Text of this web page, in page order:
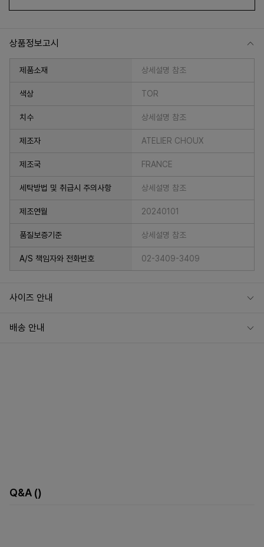
***** 박스는 구성품이 아닙니다!
상품정보고시
제품소재 상세설명 참조
색상 TOR
치수 상세설명 참조
제조자 ATELIER CHOUX
제조국 FRANCE
세탁방법 및 취급시 주의사항 상세설명 참조
제조연월 20240101
품질보증기준 상세설명 참조
A/S 책임자와 전화번호 02-3409-3409
사이즈 안내
배송 안내
Q&A ()